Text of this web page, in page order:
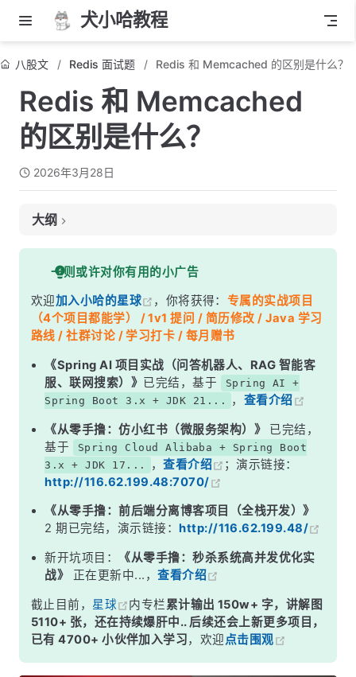
犬小哈教程
八股文 Redis 面试题 Redis 和 Memcached 的区别是什么？
Redis 和 Memcached
的区别是什么？
2026年3月28日
大纲
面试考察点
核心答案
深度解析
一、数据类型差异
二、持久化能力
三、线程模型对比
五、内存管理
六、如何选型
常见面试变体
记忆口诀
总结
一则或许对你有用的小广告
欢迎加入小哈的星球 ，你将获得： 专属的实战项目
（4个项目都能学） / 1v1 提问 / 简历修改 / Java 学习
路线 / 社群讨论 / 学习打卡 / 每月赠书
《Spring AI 项目实战（问答机器人、RAG 智能客
服、联网搜索）》 已完结，基于
Spring AI +
Spring Boot 3.x + JDK 21...
， 查看介绍
《从零手撸：仿小红书（微服务架构）》
已完结，
基于
Spring Cloud Alibaba + Spring Boot
3.x + JDK 17...
，查看介绍
；演示链接：
http://116.62.199.48:7070/
《从零手撸：前后端分离博客项目（全栈开发）》
2 期已完结，演示链接： http://116.62.199.48/
新开坑项目：
《从零手撸：秒杀系统高并发优化实
战》
正在更新中...，查看介绍
截止目前， 星球 内专栏累计输出 150w+ 字，讲解图
5110+ 张，还在持续爆肝中.. 后续还会上新更多项目，
已有 4700+ 小伙伴加入学习，欢迎点击围观